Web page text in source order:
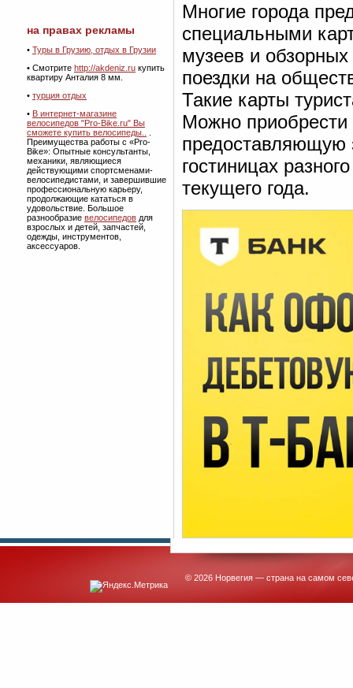
на правах рекламы
• Туры в Грузию, отдых в Грузии
• Смотрите http://akdeniz.ru купить
квартиру Анталия 8 мм.
• турция отдых
• В интернет-магазине
велосипедов "Pro-Bike.ru" Вы
сможете купить велосипеды..
Преимущества работы с «Pro-
Bike»: Опытные консультанты,
механики, являющиеся
действующими спортсменами-
велосипедистами, и завершившие
профессиональную карьеру,
продолжающие кататься в
удовольствие. Большое
разнообразие велосипедов для
взрослых и детей, запчастей,
одежды, инструментов,
аксессуаров.
Многие города
специальными
музеев и обзорных
поездки на
Такие карты
Можно приобрести
предоставляющую
гостиницах
текущего года.
© 2026 Норвегия — страна на самом